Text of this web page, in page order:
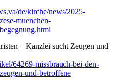
de/kirche/news/2025-
muenchen-
– Kanzlei sucht Zeugen und
64269-missbrauch-bei-den-
und-betroffene